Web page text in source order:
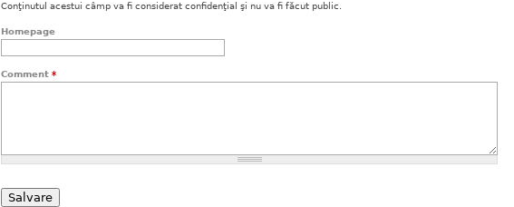
Conţinutul acestui câmp va fi considerat confidenţial şi nu va fi făcut public.
Homepage
Comment *